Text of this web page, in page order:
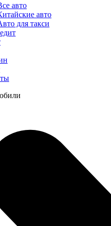
авто
авто
для такси